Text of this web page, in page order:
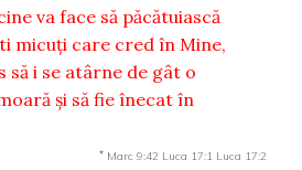
va face să păcătuiască
micuţi care cred în Mine,
să i se atârne de gât o
şi să fie înecat în
* Marc 9:42 Luca 17:1 Luca 17:2